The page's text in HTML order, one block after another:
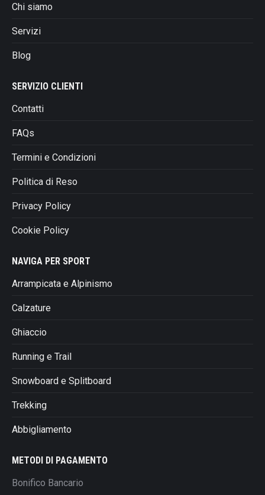
Chi siamo
Servizi
Blog
SERVIZIO CLIENTI
Contatti
FAQs
Termini e Condizioni
Politica di Reso
Privacy Policy
Cookie Policy
NAVIGA PER SPORT
Arrampicata e Alpinismo
Calzature
Ghiaccio
Running e Trail
Snowboard e Splitboard
Trekking
Abbigliamento
METODI DI PAGAMENTO
Bonifico Bancario